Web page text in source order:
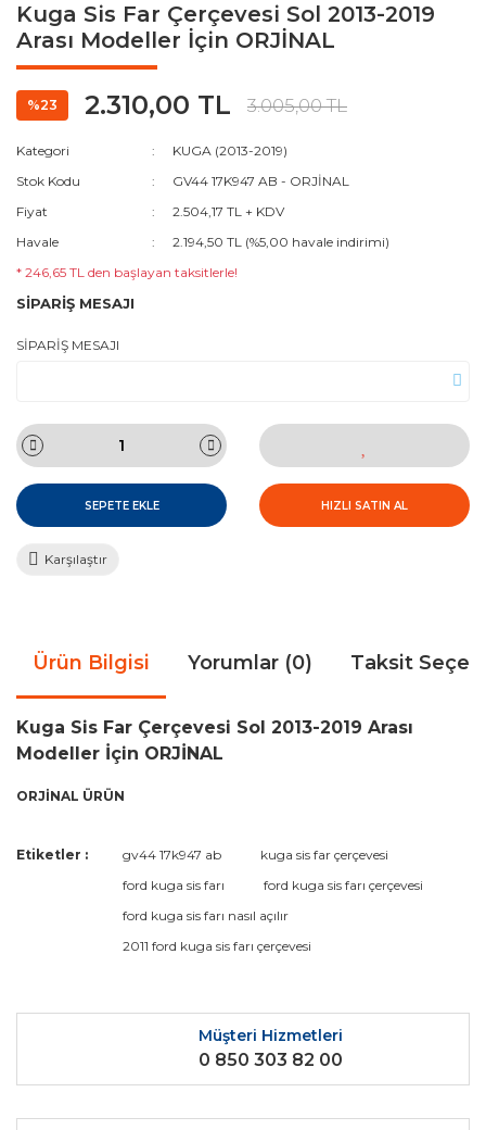
Kuga Sis Far Çerçevesi Sol 2013-2019
Arası Modeller İçin ORJİNAL
%23 2.310,00 TL 3.005,00 TL
Kategori
KUGA (2013-2019)
Stok Kodu
GV44 17K947 AB - ORJİNAL
Fiyat
2.504,17 TL + KDV
Havale
2.194,50 TL (%5,00 havale indirimi)
* 246,65 TL den başlayan taksitlerle!
SİPARİŞ MESAJI
SİPARİŞ MESAJI
SEPETE EKLE HIZLI SATIN AL
Karşılaştır
Ürün Bilgisi Yorumlar (0) Taksit
Kuga Sis Far Çerçevesi Sol 2013-2019 Arası
Modeller İçin ORJİNAL
ORJİNAL ÜRÜN
Bu ürüne ilk yorumu siz yapın!
Yorum Yaz
Bu ürünün fiyat bilgisi, resim, ürün açıklamalarında ve diğer
kullanarak tarafımıza iletebilirsiniz.
Görüş ve önerileriniz için teşekkür ederiz.
Ürün bilgilerinde hatalar bulunuyor.
Ürün fiyatı diğer sitelerden daha pahalı.
Bu ürüne benzer farklı alternatifler olmalı.
Etiketler : gv44 17k947 ab
kuga sis far çerçevesi
ford kuga sis farı
ford kuga sis farı çerçevesi
ford kuga sis farı nasıl açılır
2011 ford kuga sis farı çerçevesi
Müşteri Hizmetleri
0 850 303 82 00